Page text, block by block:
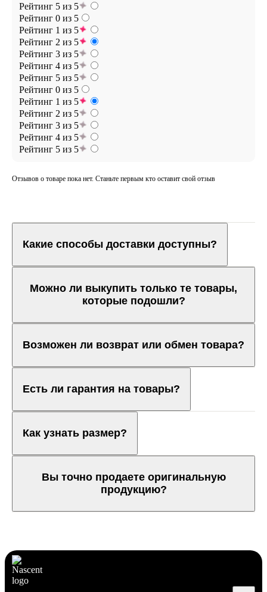
Рейтинг 5 из 5
Рейтинг 0 из 5
Рейтинг 1 из 5
Рейтинг 2 из 5
Рейтинг 3 из 5
Рейтинг 4 из 5
Рейтинг 5 из 5
Рейтинг 0 из 5
Рейтинг 1 из 5
Рейтинг 2 из 5
Рейтинг 3 из 5
Рейтинг 4 из 5
Рейтинг 5 из 5
Отзывов о товаре пока нет. Станьте первым кто оставит свой отзыв
Какие способы доставки доступны?
Можно ли выкупить только те товары,
которые подошли?
Возможен ли возврат или обмен товара?
Есть ли гарантия на товары?
Как узнать размер?
Вы точно продаете оригинальную
продукцию?